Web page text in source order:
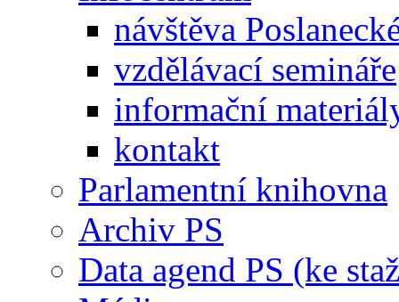
návštěva
vzdělávací semináře
informační
kontakt
Parlamentní knihovna
Archiv PS
Data agend PS (ke